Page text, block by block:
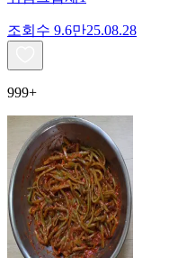
조회수 9.6만25.08.28
999+